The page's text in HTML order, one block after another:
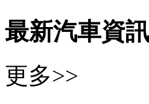
最新汽車資訊
更多>>